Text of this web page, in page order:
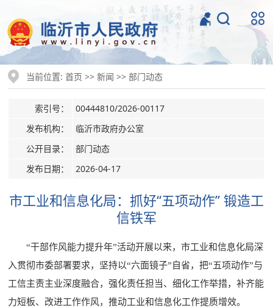
当前位置:首页 >>新闻 >>部门动态
索引号：
00444810/2026-00117
发布机构：
临沂市政府办公室
公开目录：
部门动态
发布日期：
2026-04-17
市工业和信息化局：抓好“五项动作” 锻造工
信铁军
“干部作风能力提升年”活动开展以来，市工业和信息化局深
入贯彻市委部署要求，坚持以“六面镜子”自省，把“五项动作”与
工信主责主业深度融合，强化责任担当、细化工作举措，补齐能
力短板、改进工作作风，推动工业和信息化工作提质增效。